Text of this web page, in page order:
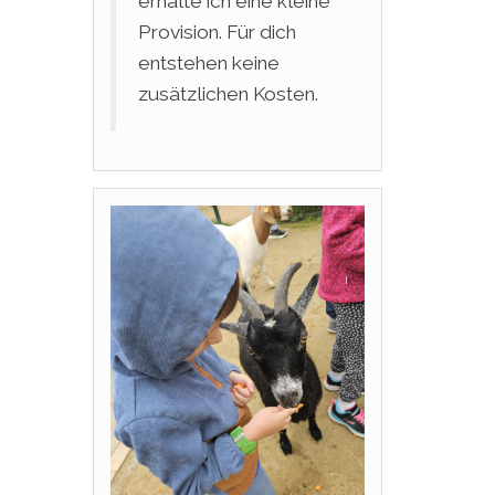
Provision. Für dich
entstehen keine
zusätzlichen Kosten.